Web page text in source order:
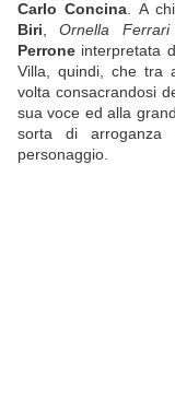
Carlo Concina . A
Biri ,Ornella Ferrari
Perrone interpretata
Villa, quindi, che tra
volta consacrandosi
sua voce ed alla
sorta di
personaggio.